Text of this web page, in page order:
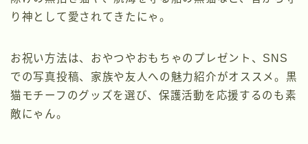
り神として愛されてきたにゃ。
お祝い方法は、おやつやおもちゃのプレゼント、SNS
での写真投稿、家族や友人への魅力紹介がオススメ。黒
猫モチーフのグッズを選び、保護活動を応援するのも素
敵にゃん。